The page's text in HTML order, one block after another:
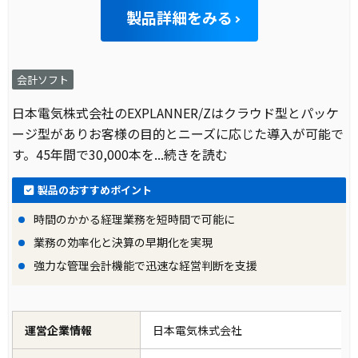
製品詳細をみる
会計ソフト
日本電気株式会社のEXPLANNER/Zはクラウド型とパッケ
ージ型がありお客様の目的とニーズに応じた導入が可能で
す。45年間で30,000本を...続きを読む
製品のおすすめポイント
時間のかかる経理業務を短時間で可能に
業務の効率化と決算の早期化を実現
強力な管理会計機能で迅速な経営判断を支援
運営企業情報 日本電気株式会社